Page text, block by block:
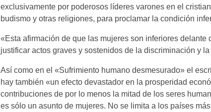
exclusivamente por poderosos líderes varones en el
budismo y otras religiones, para proclamar la condición
«Esta afirmación de que las mujeres son inferiores
justificar actos graves y sostenidos de la discriminación y
Así como en el «Sufrimiento humano desmesurado» el
hay también «un efecto devastador en la prosperidad
contribuciones de por lo menos la mitad de los seres
es sólo un asunto de mujeres. No se limita a los países